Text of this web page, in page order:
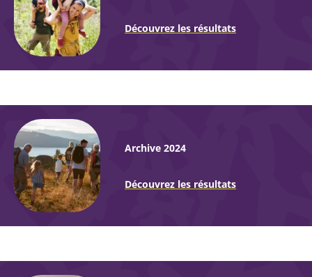
Découvrez les résultats
Archive 2024
Découvrez les résultats